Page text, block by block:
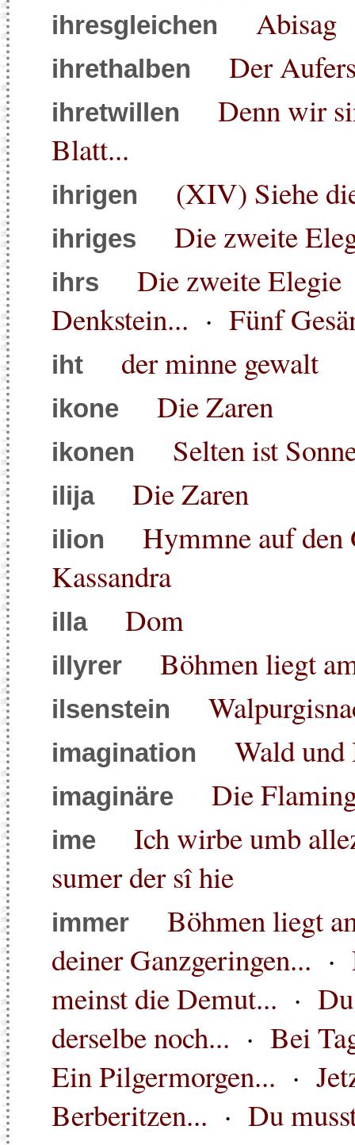
ihresgleichen Abisag
ihrethalben Der
ihretwillen
Denn wir
Blatt...
ihrigen (XIV) Siehe
ihriges Die zweite
ihrs Die zweite Elegie
Denkstein... · Fünf
iht der minne gewalt
ikone Die Zaren
ikonen Selten ist
ilija Die Zaren
ilion
Hymmne auf den
Kassandra
illa Dom
illyrer Böhmen liegt
ilsenstein
imagination Wald und
imaginäre Die
ime
Ich wirbe umb
sumer der sî hie
immer
Böhmen liegt
deiner Ganzgeringen... ·
meinst die Demut... ·
derselbe noch... · Bei
Ein Pilgermorgen... ·
Berberitzen... · Du